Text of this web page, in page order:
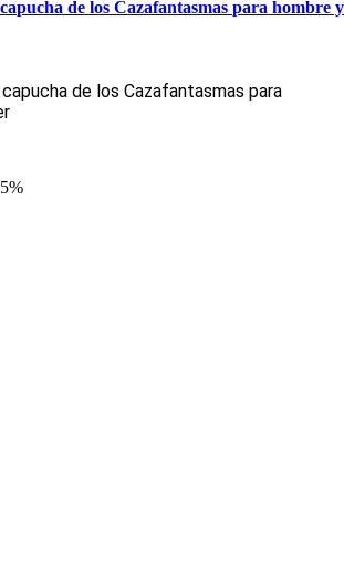
de los Cazafantasmas para hombre y
de los Cazafantasmas para